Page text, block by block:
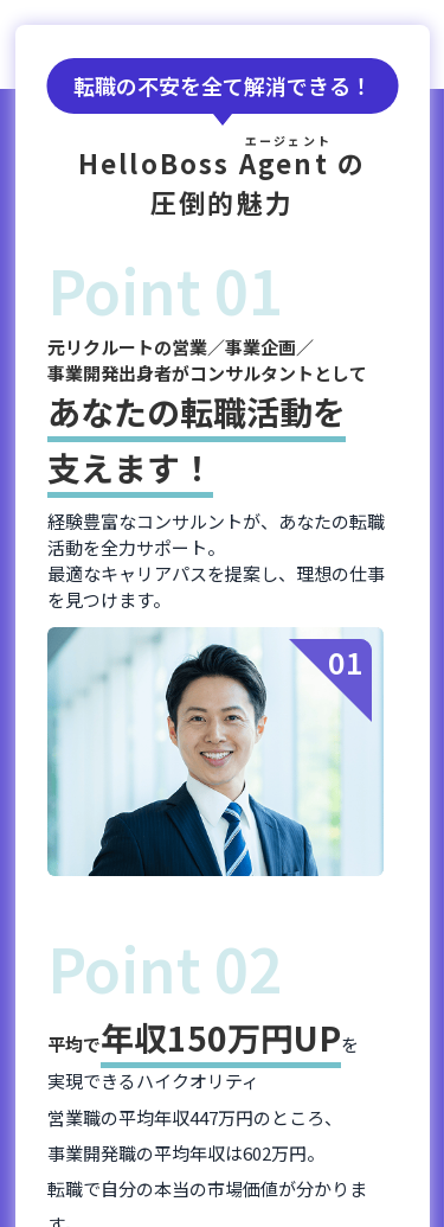
転職の不安を全て解消できる！
HelloBoss Agent
エージェント
の
圧倒的魅力
Point 01
元リクルートの営業／事業企画／
事業開発出身者がコンサルタントとして
あなたの転職活動を
支えます！
経験豊富なコンサルントが、あなたの転職
活動を全力サポート。
最適なキャリアパスを提案し、理想の仕事
を見つけます。
01
Point 02
平均で年収150万円UPを
実現できるハイクオリティ
営業職の平均年収447万円のところ、
事業開発職の平均年収は602万円。
転職で自分の本当の市場価値が分かりま